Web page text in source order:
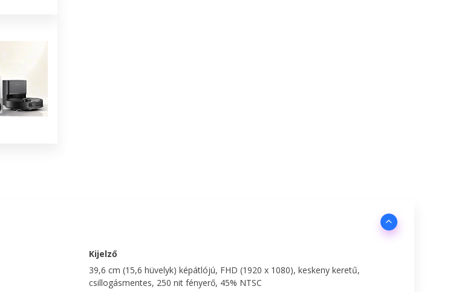
Kijelző
39,6 cm (15,6 hüvelyk) képátlójú, FHD (1920 x 1080), keskeny keretű,
csillogásmentes, 250 nit fényerő, 45% NTSC